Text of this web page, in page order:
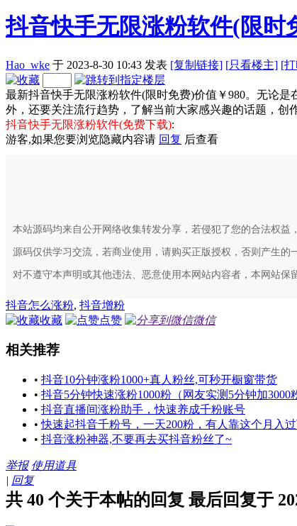
抖音快手无限涨粉软件(限时
Hao_wke 于 2023-8-30 10:43 发表 [复制链接] [只看楼主] [
最新抖音快手无限涨粉软件(限时免费)价值￥980。无论
外，还要关注流行趋势，了解当前大家感兴趣的话题，创
抖音快手无限涨粉软件(免费下载):
游客,如果您要浏览隐藏内容请 回复 后查看
本站源码均来自公开网络收集转发分享，若侵犯了您的合法权益
源码仅供学习交流，若商业使用，请购买正版授权，否则产生的
对不遵守本声明或其他违法、恶意使用本网站内容者，本网站保
抖音怎么涨粉, 抖音增粉
收藏
点赞 微信
相关推荐
• 抖音10分钟涨粉1000+真人粉丝,可秒开橱窗带货
• 抖音5分钟快速涨粉1000粉（网友实测5分钟加3000
• 抖音直播间涨粉助手，快速养成千粉账号
•快速起抖音千粉号，一天200粉，有人靠这个月入
• 抖音涨粉神器,不要再去买抖音粉丝了~
举报 使用道具
| 回复
共 40 个关于本帖的回复 最后回复于